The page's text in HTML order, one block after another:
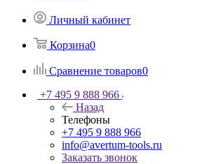
Личный кабинет
Корзина0
Сравнение товаров0
+7 495 9 888 966
Назад
Телефоны
+7 495 9 888 966
info@avertum-tools.ru
Заказать звонок